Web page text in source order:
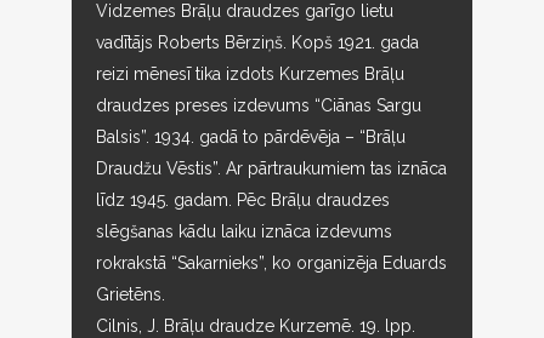
Vidzemes Brāļu draudzes garīgo lietu
vadītājs Roberts Bērziņš. Kopš 1921. gada
reizi mēnesī tika izdots Kurzemes Brāļu
draudzes preses izdevums “Ciānas Sargu
Balsis”. 1934. gadā to pārdēvēja – “Brāļu
Draudžu Vēstis”. Ar pārtraukumiem tas iznāca
līdz 1945. gadam. Pēc Brāļu draudzes
slēgšanas kādu laiku iznāca izdevums
rokrakstā “Sakarnieks”, ko organizēja Eduards
Grietēns.
Cilnis, J. Brāļu draudze Kurzemē. 19. lpp.